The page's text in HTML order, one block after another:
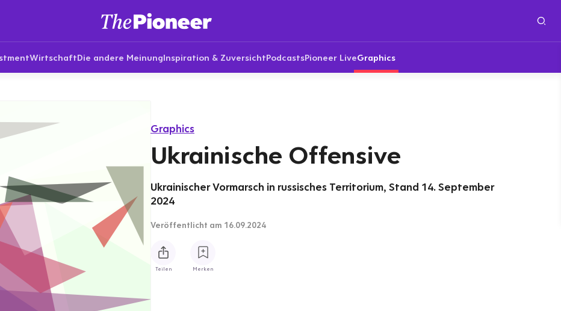
WirtschaftDie andere MeinungInspiration & ZuversichtPodcastsPioneer LiveGraphics
Graphics
Ukrainische Offensive
Ukrainischer Vormarsch in russisches Territorium, Stand 14. September
2024
Veröffentlicht am 16.09.2024
Teilen Merken